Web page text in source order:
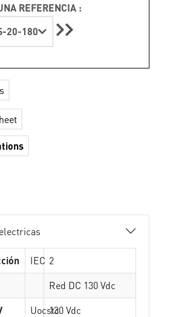
REFERENCIA :
20-180
IEC 2
Red DC 130 Vdc
Uocstc130 Vdc